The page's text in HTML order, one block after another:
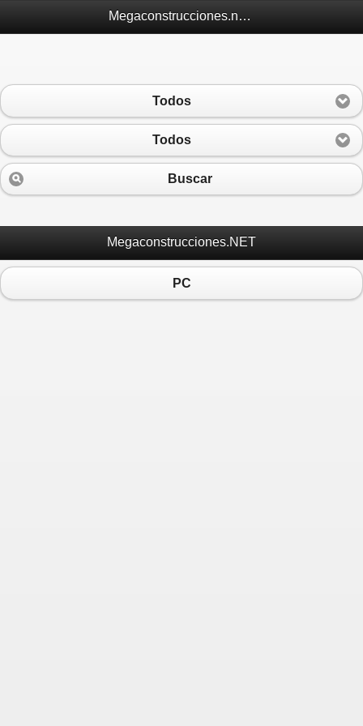
Megaconstrucciones.net Móvil
Todos
Todos
Buscar
Megaconstrucciones.NET
PC